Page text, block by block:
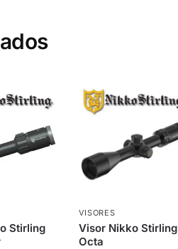
Stirling
VISORES
Visor Nikko Stirling
Octa